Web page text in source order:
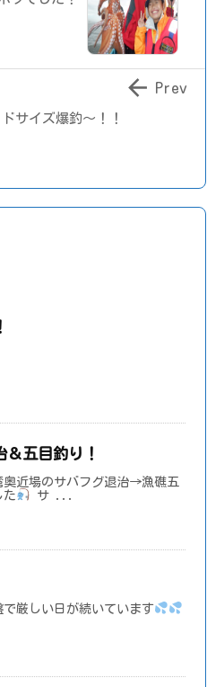
サイズ爆釣～！！
 Prev
＆五目釣り！
奥近場のサバフグ退治→漁礁五
た
サ ...
で厳しい日が続いています